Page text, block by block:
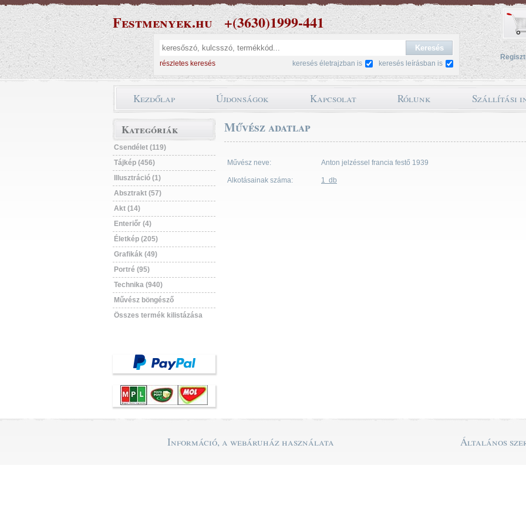
Festmenyek.hu +(3630)1999-441
részletes keresés keresés leírásban is
keresés életrajzban is
Kezdőlap Újdonságok Kapcsolat Rólunk Szállítási
Kategóriák
Csendélet (119)
Tájkép (456)
Illusztráció (1)
Absztrakt (57)
Akt (14)
Enteriőr (4)
Életkép (205)
Grafikák (49)
Portré (95)
Technika (940)
Művész böngésző
Összes termék kilistázása
Művész adatlap
Művész neve: Anton jelzéssel francia festő 1939
Alkotásainak száma: 1 db
Információ, a webáruház használata Általános